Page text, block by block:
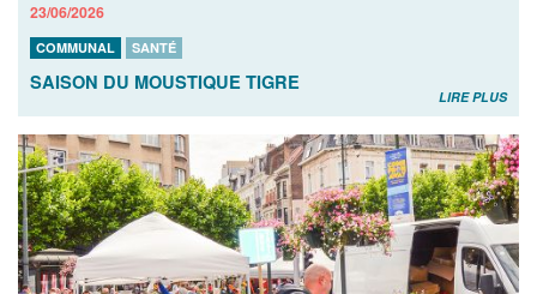
23/06/2026
COMMUNAL SANTÉ
SAISON DU MOUSTIQUE TIGRE
LIRE PLUS